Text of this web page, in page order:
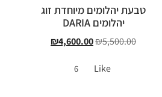
טבעת יהלומים מיוחדת זוג
יהלומים DARIA
₪5,500.00
₪4,600.00
Like
6